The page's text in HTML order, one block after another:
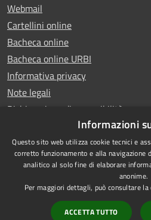
Webmail
Cartellini online
Bacheca online
Bacheca online URBI
Informativa privacy
Note legali
Dichiarazione di accessibilità
RSS
Accessibilità
Informazioni
Questo sito web utilizza cookie tecnici e
corretto funzionamento e alla navigazione
analitico al solo fine di elaborare
anonime.
Per maggiori dettagli, può consultare
ACCETTA TUTTO